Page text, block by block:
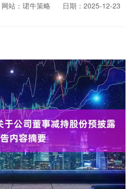
网站：珺牛策略
日期：2025-12-23